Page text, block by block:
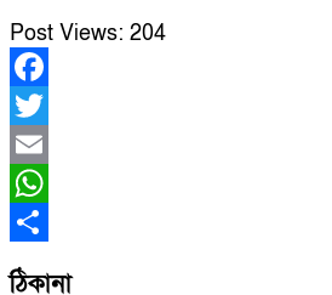
Post Views: 204
Facebook
Twitter
Email
WhatsApp
Share
ঠিকানা